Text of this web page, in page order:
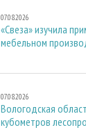
07.08.2026
«Свеза» изучила
мебельном
07.08.2026
Вологодская
кубометров